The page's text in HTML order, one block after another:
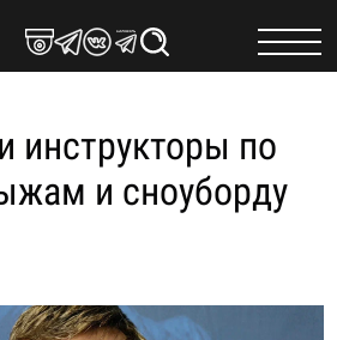
инструкторы по
и сноуборду